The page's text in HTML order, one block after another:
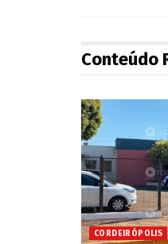
Conteúdo
CORDEIRÓPOLIS